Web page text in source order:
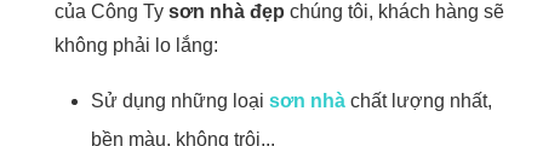
của Công Ty sơn nhà đẹp chúng tôi, khách hàng sẽ
không phải lo lắng:
Sử dụng những loại sơn nhà chất lượng nhất,
bền màu, không trôi,..